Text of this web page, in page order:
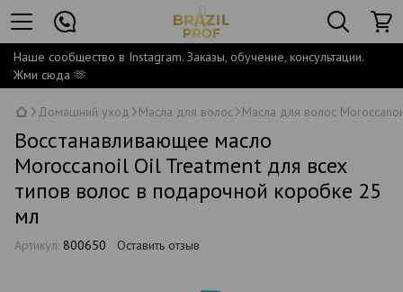
Наше сообщество в Instagram. Заказы, обучение, консультации.
Жми сюда 🫶
Домашний уход Масла для волос Масла для волос
Восстанавливающее масло
Moroccanoil Oil Treatment для всех
типов волос в подарочной коробке 25
мл
Артикул: 800650 Оставить отзыв